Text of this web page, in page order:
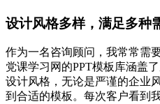
设计风格多样，满足多种
作为一名咨询顾问，我常常需
党课学习网的PPT模板库涵盖
设计风格，无论是严谨的企业
到合适的模板。每次客户看到